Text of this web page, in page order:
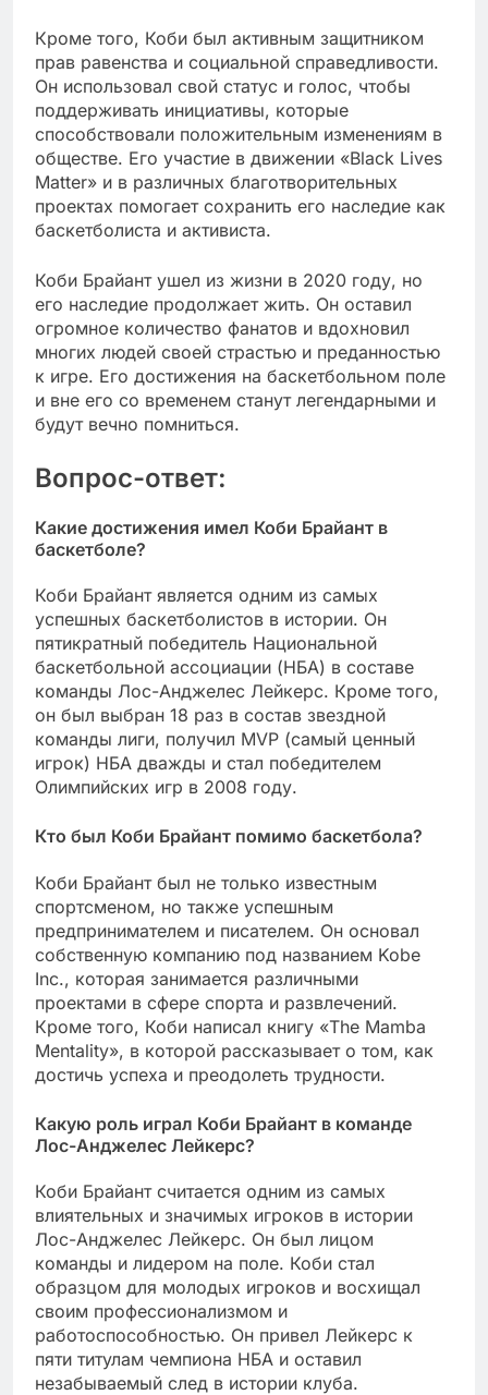
Кроме того, Коби был активным защитником
прав равенства и социальной справедливости.
Он использовал свой статус и голос, чтобы
поддерживать инициативы, которые
способствовали положительным изменениям в
обществе. Его участие в движении «Black Lives
Matter» и в различных благотворительных
проектах помогает сохранить его наследие как
баскетболиста и активиста.
Коби Брайант ушел из жизни в 2020 году, но
его наследие продолжает жить. Он оставил
огромное количество фанатов и вдохновил
многих людей своей страстью и преданностью
к игре. Его достижения на баскетбольном поле
и вне его со временем станут легендарными и
будут вечно помниться.
Вопрос-ответ:
Какие достижения имел Коби Брайант в
баскетболе?
Коби Брайант является одним из самых
успешных баскетболистов в истории. Он
пятикратный победитель Национальной
баскетбольной ассоциации (НБА) в составе
команды Лос-Анджелес Лейкерс. Кроме того,
он был выбран 18 раз в состав звездной
команды лиги, получил MVP (самый ценный
игрок) НБА дважды и стал победителем
Олимпийских игр в 2008 году.
Кто был Коби Брайант помимо баскетбола?
Коби Брайант был не только известным
спортсменом, но также успешным
предпринимателем и писателем. Он основал
собственную компанию под названием Kobe
Inc., которая занимается различными
проектами в сфере спорта и развлечений.
Кроме того, Коби написал книгу «The Mamba
Mentality», в которой рассказывает о том, как
достичь успеха и преодолеть трудности.
Какую роль играл Коби Брайант в команде
Лос-Анджелес Лейкерс?
Коби Брайант считается одним из самых
влиятельных и значимых игроков в истории
Лос-Анджелес Лейкерс. Он был лицом
команды и лидером на поле. Коби стал
образцом для молодых игроков и восхищал
своим профессионализмом и
работоспособностью. Он привел Лейкерс к
пяти титулам чемпиона НБА и оставил
незабываемый след в истории клуба.